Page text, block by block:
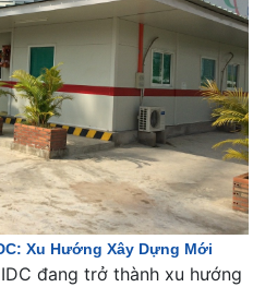
Xu Hướng Xây Dựng Mới
đang trở thành xu hướng